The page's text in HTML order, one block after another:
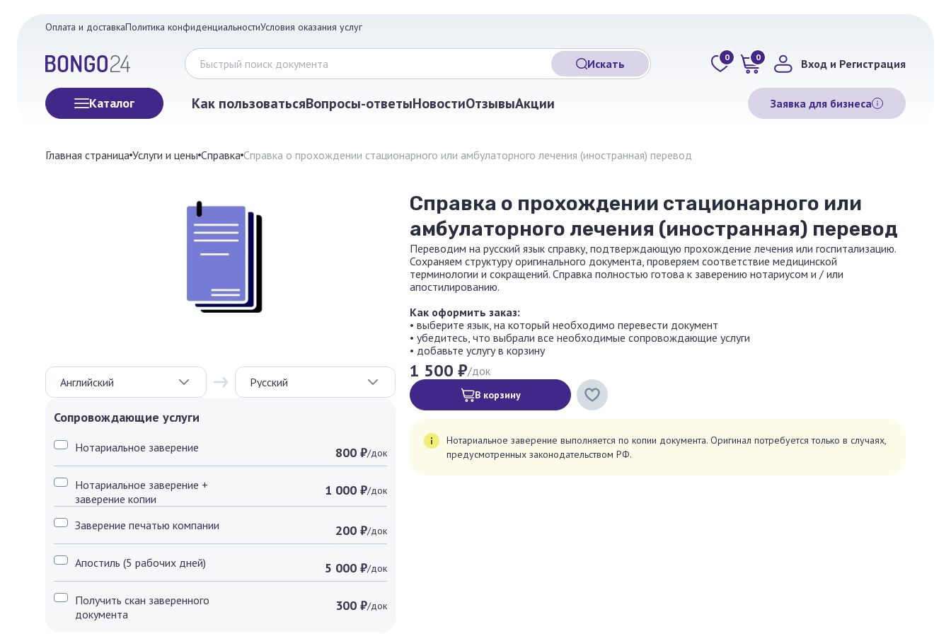
Оплата и доставкаПолитика конфиденциальностиУсловия оказания услуг
Искать 0 0 Вход и Регистрация
Каталог Как пользоватьсяВопросы-ответыНовостиОтзывыАкции Заявка для бизнеса
Главная страница Услуги и цены Справка Справка о прохождении стационарного или амбулаторного лечения (иностранная) перевод
Английский Русский
Сопровождающие услуги
Нотариальное заверение 800 ₽/док
Нотариальное заверение +
заверение копии
1 000 ₽/док
Заверение печатью компании 200 ₽/док
Апостиль (5 рабочих дней) 5 000 ₽/док
Получить скан заверенного
документа
300 ₽/док
Справка о прохождении стационарного или
амбулаторного лечения (иностранная) перевод
Переводим на русский язык справку, подтверждающую прохождение лечения или госпитализацию.
Сохраняем структуру оригинального документа, проверяем соответствие медицинской
терминологии и сокращений. Справка полностью готова к заверению нотариусом и / или
апостилированию.
Как оформить заказ:
• выберите язык, на который необходимо перевести документ
• убедитесь, что выбрали все необходимые сопровождающие услуги
• добавьте услугу в корзину
1 500 ₽/док
В корзину
Нотариальное заверение выполняется по копии документа. Оригинал потребуется только в случаях,
предусмотренных законодательством РФ.